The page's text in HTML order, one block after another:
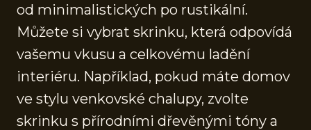
od minimalistických po rustikální.
Můžete si vybrat skrinku, která odpovídá
vašemu vkusu a celkovému ladění
interiéru. Například, pokud máte domov
ve stylu venkovské chalupy, zvolte
skrinku s přírodními dřevěnými tóny a